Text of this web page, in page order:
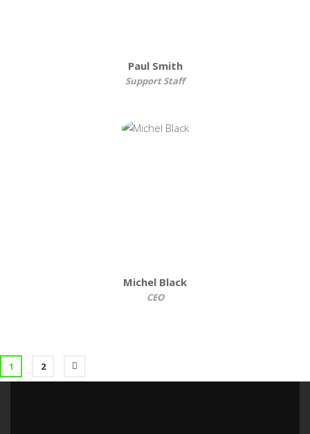
Paul Smith
Support Staff
Michel Black
CEO
1 2